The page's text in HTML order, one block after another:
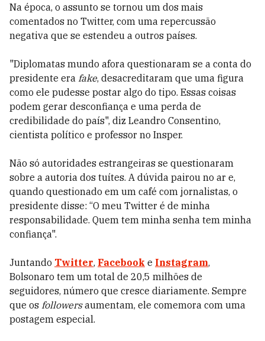
Na época, o assunto se tornou um dos mais
comentados no Twitter, com uma repercussão
negativa que se estendeu a outros países.
"Diplomatas mundo afora questionaram se a conta do
presidente era fake, desacreditaram que uma figura
como ele pudesse postar algo do tipo. Essas coisas
podem gerar desconfiança e uma perda de
credibilidade do país", diz Leandro Consentino,
cientista político e professor no Insper.
Não só autoridades estrangeiras se questionaram
sobre a autoria dos tuítes. A dúvida pairou no ar e,
quando questionado em um café com jornalistas, o
presidente disse: “O meu Twitter é de minha
responsabilidade. Quem tem minha senha tem minha
confiança".
Juntando Twitter, Facebook e Instagram,
Bolsonaro tem um total de 20,5 milhões de
seguidores, número que cresce diariamente. Sempre
que os followersaumentam, ele comemora com uma
postagem especial.